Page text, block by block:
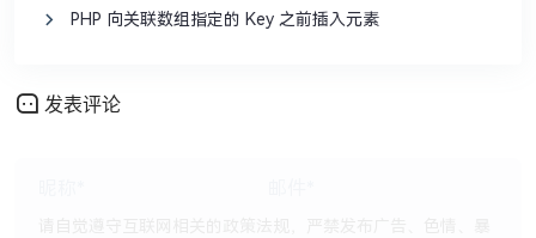
PHP 向关联数组指定的 Key 之前插入元素
发表评论